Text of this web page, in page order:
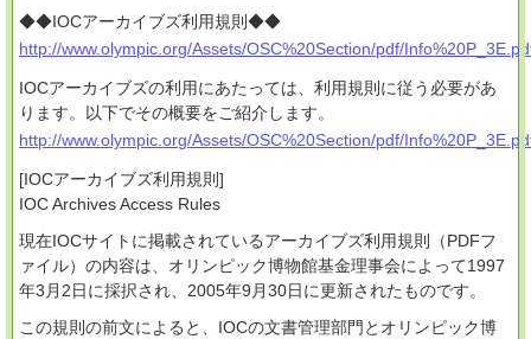
◆◆IOCアーカイブズ利用規則◆◆
http://www.olympic.org/Assets/OSC%20Section/pdf/
IOCアーカイブズの利用にあたっては、利用規則に従う必要があ
ります。以下でその概要をご紹介します。
http://www.olympic.org/Assets/OSC%20Section/pdf/
[IOCアーカイブズ利用規則]
IOC Archives Access Rules
現在IOCサイトに掲載されているアーカイブズ利用規則（PDFフ
ァイル）の内容は、オリンピック博物館基金理事会によって1997
年3月2日に採択され、2005年9月30日に更新されたものです。
この規則の前文によると、IOCの文書管理部門とオリンピック博